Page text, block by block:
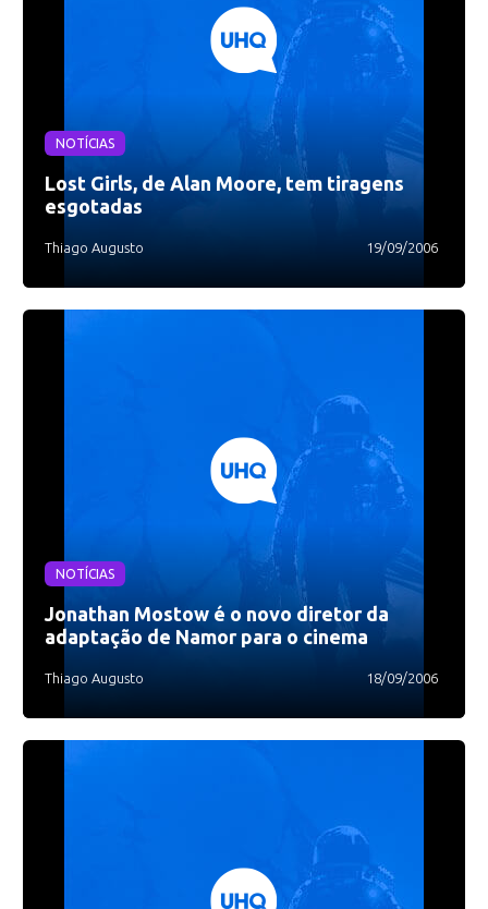
NOTÍCIAS
Lost Girls, de Alan Moore, tem tiragens
esgotadas
Thiago Augusto 19/09/2006
NOTÍCIAS
Jonathan Mostow é o novo diretor da
adaptação de Namor para o cinema
Thiago Augusto 18/09/2006